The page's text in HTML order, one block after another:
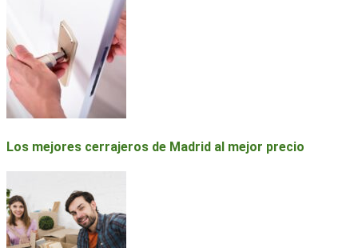
Los mejores cerrajeros de Madrid al mejor precio